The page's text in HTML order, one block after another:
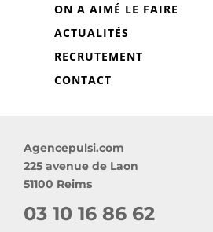
ON A AIMÉ LE FAIRE
ACTUALITÉS
RECRUTEMENT
CONTACT
Agencepulsi.com
225 avenue de Laon
51100 Reims
03 10 16 86 62